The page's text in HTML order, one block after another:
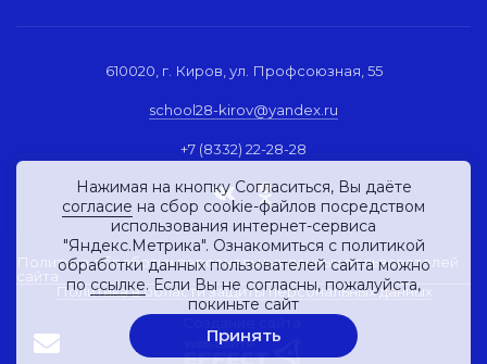
610020, г. Киров, ул. Профсоюзная, 55
school28-kirov@yandex.ru
+7 (8332) 22-28-28
Политика обработки персональных данных пользователей
сайта
Политика в области защиты персональных данных
Нажимая на кнопку Согласиться, Вы даёте
согласие на сбор cookie-файлов посредством
использования интернет-сервиса
"Яндекс.Метрика". Ознакомиться с политикой
обработки данных пользователей сайта можно
поссылке. Если Вы не согласны, пожалуйста,
покиньте сайт
Принять